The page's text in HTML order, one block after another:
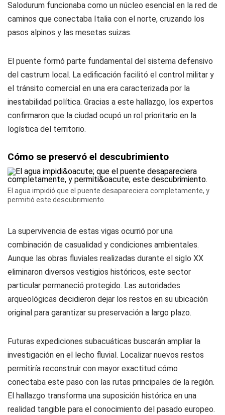
Salodurum funcionaba como un núcleo esencial en la red de
caminos que conectaba Italia con el norte, cruzando los
pasos alpinos y las mesetas suizas.
El puente formó parte fundamental del sistema defensivo
del castrum local. La edificación facilitó el control militar y
el tránsito comercial en una era caracterizada por la
inestabilidad política. Gracias a este hallazgo, los expertos
confirmaron que la ciudad ocupó un rol prioritario en la
logística del territorio.
Cómo se preservó el descubrimiento
El agua impidió que el puente desapareciera completamente, y
permitió este descubrimiento.
La supervivencia de estas vigas ocurrió por una
combinación de casualidad y condiciones ambientales.
Aunque las obras fluviales realizadas durante el siglo XX
eliminaron diversos vestigios históricos, este sector
particular permaneció protegido. Las autoridades
arqueológicas decidieron dejar los restos en su ubicación
original para garantizar su preservación a largo plazo.
Futuras expediciones subacuáticas buscarán ampliar la
investigación en el lecho fluvial. Localizar nuevos restos
permitiría reconstruir con mayor exactitud cómo
conectaba este paso con las rutas principales de la región.
El hallazgo transforma una suposición histórica en una
realidad tangible para el conocimiento del pasado europeo.